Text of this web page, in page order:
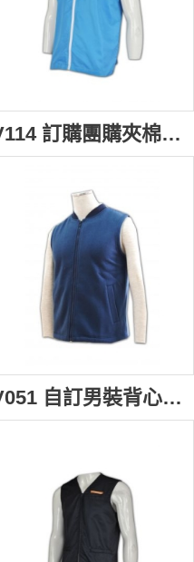
V114 訂購團購夾棉背心外套 男裝夾棉背心訂造公司 度身訂造戶外背心外套 大量訂購背心外套 搬屋 海外移民 搬運
V051 自訂男裝背心褸 訂購團體純色背心外套 訂製保暖背心外套 背心專門店HK rpet 環保再生紗